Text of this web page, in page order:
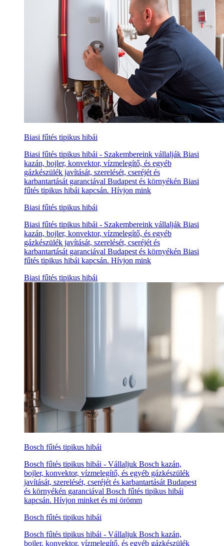
Biasi fűtés tipikus hibái
Biasi fűtés tipikus hibái - Szakembereink vállalják Biasi
kazán, bojler, konvektor, vízmelegítő, és egyéb
gázkészülék javítását, szerelését, cseréjét és
karbantartását garanciával Budapest és környékén Biasi
fűtés tipikus hibái kapcsán. Hívjon mink
Biasi fűtés tipikus hibái
Biasi fűtés tipikus hibái - Szakembereink vállalják Biasi
kazán, bojler, konvektor, vízmelegítő, és egyéb
gázkészülék javítását, szerelését, cseréjét és
karbantartását garanciával Budapest és környékén Biasi
fűtés tipikus hibái kapcsán. Hívjon mink
Biasi fűtés tipikus hibái
Bosch fűtés tipikus hibái
Bosch fűtés tipikus hibái - Vállaljuk Bosch kazán,
bojler, konvektor, vízmelegítő, és egyéb gázkészülék
javítását, szerelését, cseréjét és karbantartását Budapest
és környékén garanciával Bosch fűtés tipikus hibái
kapcsán. Hívjon minket és mi örömm
Bosch fűtés tipikus hibái
Bosch fűtés tipikus hibái - Vállaljuk Bosch kazán,
bojler, konvektor, vízmelegítő, és egyéb gázkészülék